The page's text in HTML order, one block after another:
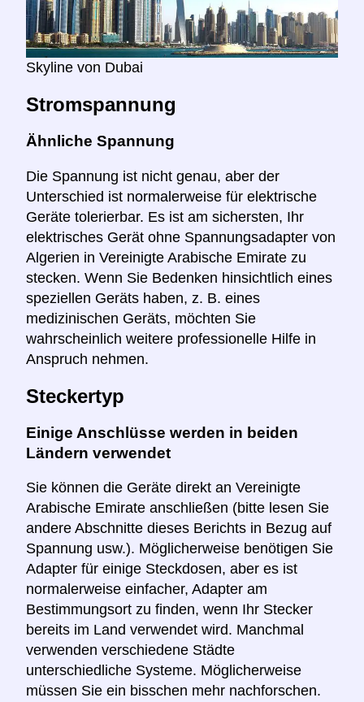
Skyline von Dubai
Stromspannung
Ähnliche Spannung
Die Spannung ist nicht genau, aber der
Unterschied ist normalerweise für elektrische
Geräte tolerierbar. Es ist am sichersten, Ihr
elektrisches Gerät ohne Spannungsadapter von
Algerien in Vereinigte Arabische Emirate zu
stecken. Wenn Sie Bedenken hinsichtlich eines
speziellen Geräts haben, z. B. eines
medizinischen Geräts, möchten Sie
wahrscheinlich weitere professionelle Hilfe in
Anspruch nehmen.
Steckertyp
Einige Anschlüsse werden in beiden
Ländern verwendet
Sie können die Geräte direkt an Vereinigte
Arabische Emirate anschließen (bitte lesen Sie
andere Abschnitte dieses Berichts in Bezug auf
Spannung usw.). Möglicherweise benötigen Sie
Adapter für einige Steckdosen, aber es ist
normalerweise einfacher, Adapter am
Bestimmungsort zu finden, wenn Ihr Stecker
bereits im Land verwendet wird. Manchmal
verwenden verschiedene Städte
unterschiedliche Systeme. Möglicherweise
müssen Sie ein bisschen mehr nachforschen.